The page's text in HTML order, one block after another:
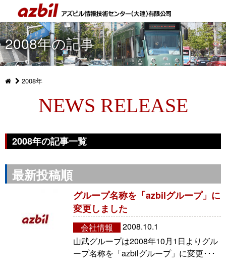
2008年の記事
2008年
NEWS RELEASE
2008年の記事一覧
最新投稿順
グループ名称を「azbilグループ」に
変更しました
会社情報
2008.10.1
山武グループは2008年10月1日よりグル
ープ名称を「azbilグループ」に変更･･･